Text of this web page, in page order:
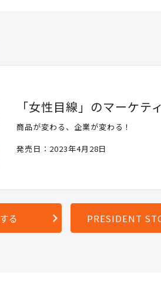
「女性目線」のマーケテ
商品が変わる、企業が変わる！
発売日：2023年4月28日
る PRESIDENT